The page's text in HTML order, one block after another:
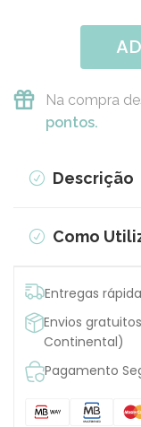
Na compra
pontos.
Descrição
Como
Entregas
Envios
Continental)
Pagamento